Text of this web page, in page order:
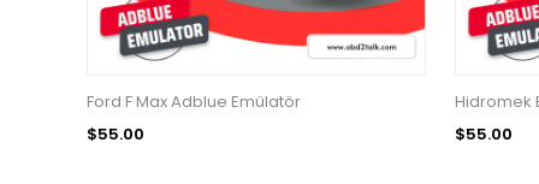
Ford F Max Adblue Emülatör
$55.00
Hidromek
$55.00